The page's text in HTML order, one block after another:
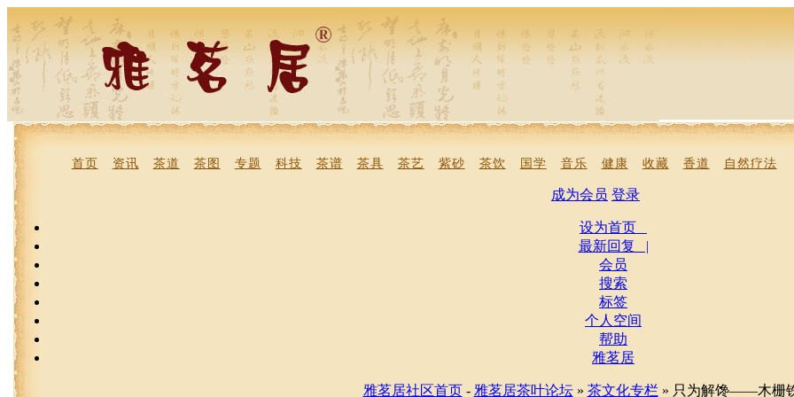
首页 资讯 茶道 茶图 专题 科技 茶谱 茶具 茶艺 紫砂 茶饮 国学 音乐 健康 收藏 香道 自然疗法
成为会员 登录
设为首页
最新回复 |
会员
搜索
标签
个人空间
帮助
雅茗居
雅茗居社区首页- 雅茗居茶叶论坛» 茶文化专栏» 只为解馋——木栅